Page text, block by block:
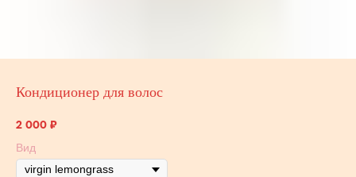
Кондиционер для волос
2 000 ₽
Вид